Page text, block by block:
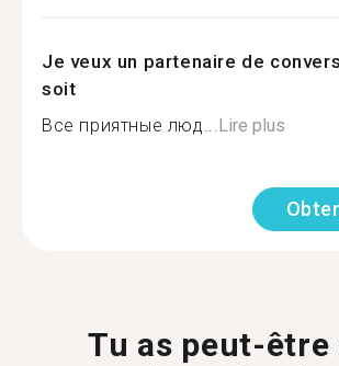
Je veux un partenaire de
soit
Все приятные люд...Lire plus
Tu as peut-être